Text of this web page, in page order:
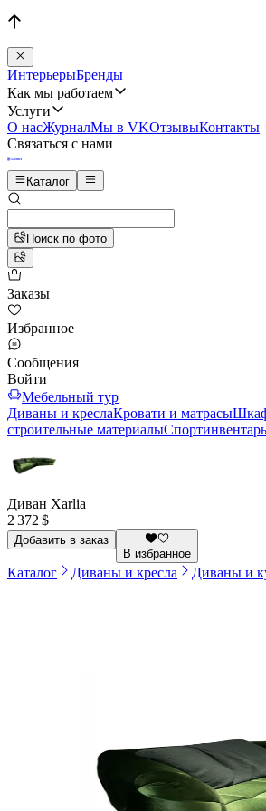
ИнтерьерыБренды
Как мы работаем
Услуги
О насЖурналМы в VKОтзывыКонтакты
Связаться с нами
Каталог
Поиск по фото
Заказы
Избранное
Сообщения
Войти
Мебельный тур
Диваны и креслаКровати и матрасы
строительные материалыСпортинвентарь
Диван Xarlia
2 372 $
Добавить в заказ
В избранное
Каталог Диваны и кресла Диваны и